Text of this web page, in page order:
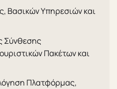
Βασικών Υπηρεσιών και
Σύνθεσης
Πακέτων και
Πλατφόρμας,